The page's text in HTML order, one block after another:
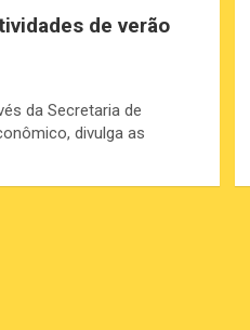
de verão
da Secretaria de
divulga as